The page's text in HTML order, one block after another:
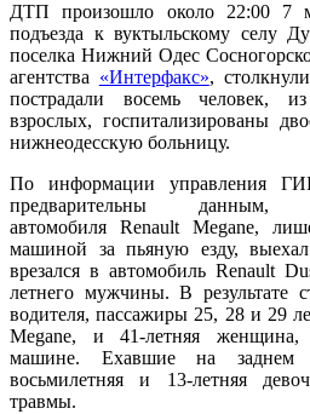
ДТП произошло около 22:00 7
подъезда к вуктыльскому селу
поселка Нижний Одес
агентства «Интерфакс»,
пострадали восемь человек,
взрослых, госпитализированы
нижнеодесскую больницу.
По информации управления
предварительны данным,
автомобиля Renault Megane,
машиной за пьяную езду,
врезался в автомобиль Renault
летнего мужчины. В результате
водителя, пассажиры 25, 28 и 29
Megane, и 41-летняя женщина,
машине. Ехавшие на заднем
восьмилетняя и 13-летняя
травмы.